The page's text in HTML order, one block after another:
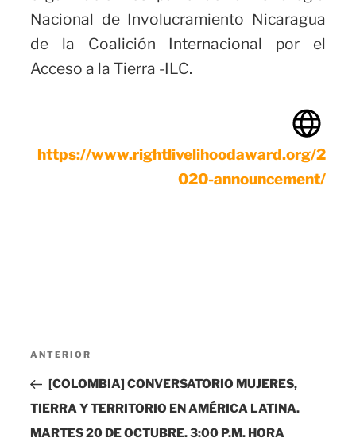
Nacional de Involucramiento Nicaragua
de la Coalición Internacional por el
Acceso a la Tierra -ILC.
https://www.rightlivelihoodaward.org/2
020-announcement/
entradas
Entrada
anterior:
ANTERIOR
[COLOMBIA] CONVERSATORIO MUJERES,
TIERRA Y TERRITORIO EN AMÉRICA LATINA.
MARTES 20 DE OCTUBRE. 3:00 P.M. HORA